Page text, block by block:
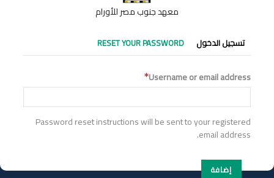
معهد جنوب مصر للأورام
التبويبات
الأساسية
تسجيل الدخول RESET YOUR PASSWORD
Username or email address
Password reset instructions will be sent to your registered
email address.